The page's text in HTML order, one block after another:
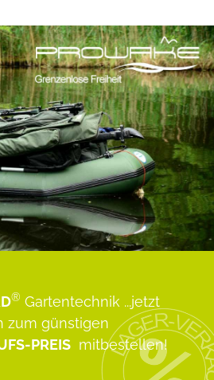
® Gartentechnik ...jetzt
zum günstigen
PREIS mitbestellen!